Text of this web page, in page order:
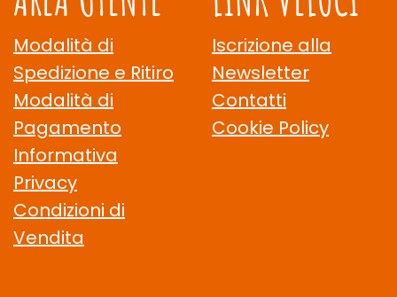
Modalità di
Spedizione e Ritiro
Modalità di
Pagamento
Informativa
Privacy
Condizioni di
Vendita
Iscrizione alla
Newsletter
Contatti
Cookie Policy